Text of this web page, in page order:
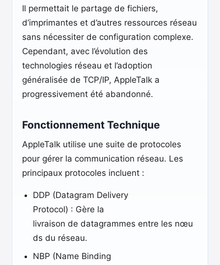
Il permettait le partage de fichiers,
d’imprimantes et d’autres ressources réseau
sans nécessiter de configuration complexe.
Cependant, avec l’évolution des
technologies réseau et l’adoption
généralisée de TCP/IP, AppleTalk a
progressivement été abandonné.
Fonctionnement Technique
AppleTalk utilise une suite de protocoles
pour gérer la communication réseau. Les
principaux protocoles incluent :
DDP (Datagram Delivery
Protocol) : Gère la
livraison de datagrammes entre les nœu
ds du réseau.
NBP (Name Binding